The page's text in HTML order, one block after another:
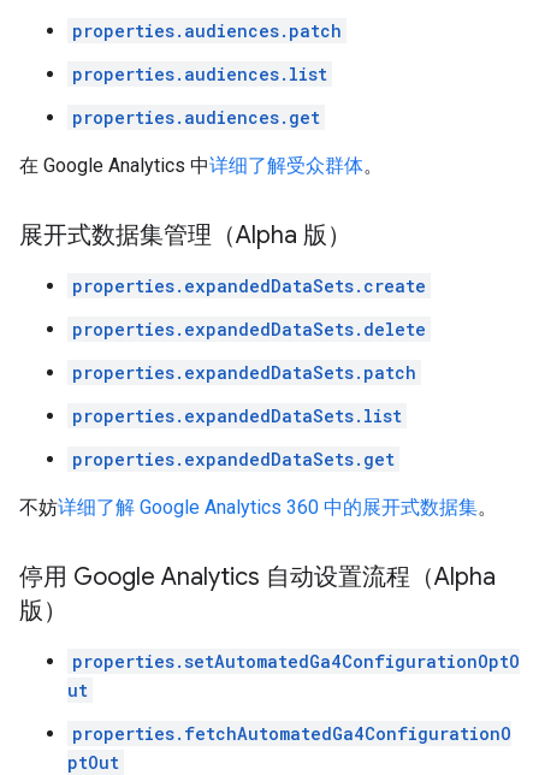
properties.audiences.patch
properties.audiences.list
properties.audiences.get
在 Google Analytics 中详细了解受众群体。
展开式数据集管理（Alpha 版）
properties.expandedDataSets.create
properties.expandedDataSets.delete
properties.expandedDataSets.patch
properties.expandedDataSets.list
properties.expandedDataSets.get
不妨详细了解 Google Analytics 360 中的展开式数据集。
停用 Google Analytics 自动设置流程（Alpha
版）
properties.setAutomatedGa4ConfigurationOptO
ut
properties.fetchAutomatedGa4ConfigurationO
ptOut